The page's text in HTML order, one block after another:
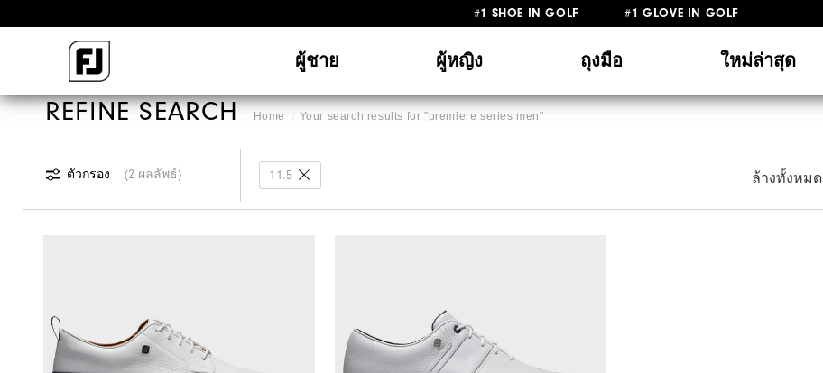
#1 SHOE IN GOLF #1 GLOVE IN GOLF
ผู้ชาย ผู้หญิง ถุงมือ ใหม่ล่าสุด
Home Your search results for "premiere series men"
REFINE SEARCH
ตัวกรอง 2 ผลลัพธ์ 11.5 ล้างทั้งหมด